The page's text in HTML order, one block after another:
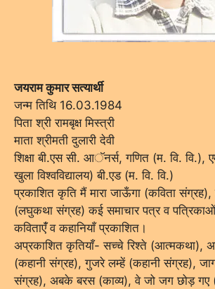
जयराम कुमार सत्यार्थी
जन्म तिथि 16.03.1984
पिता श्री रामबृक्ष मिस्त्री
माता श्रीमती दुलारी देवी
शिक्षा बी.एस सी. आॅनर्स, गणित (म. वि. वि.),
खुला विश्वविद्यालय) बी.एड (म. वि. वि.)
प्रकाशित कृति मैं मारा जाऊँगा (कविता संग्रह),
(लघुकथा संग्रह) कई समाचार पत्र व
कविताएंँ व कहानियाँ प्रकाशित।
अप्रकाशित कृतियाँ- सच्चे रिश्ते (आत्मकथा),
(कहानी संग्रह), गुजरे लम्हें (कहानी संग्रह),
संग्रह), अबके बरस (काव्य), वे जो जग छोड़ गए